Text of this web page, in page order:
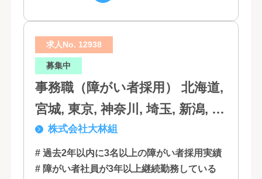
求人No. 12938
募集中
事務職（障がい者採用） 北海道,
宮城, 東京, 神奈川, 埼玉, 新潟, 愛
知, 大阪, 京都, 兵庫, 広島, 香川,
福岡
株式会社大林組
# 過去2年以内に3名以上の障がい者採用実績
# 障がい者社員が3年以上継続勤務している